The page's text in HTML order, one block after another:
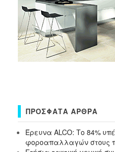
ΠΡΌΣΦΑΤΑ ΆΡΘΡΑ
Έρευνα ALCO: Το 84%
φοροαπαλλαγών στους